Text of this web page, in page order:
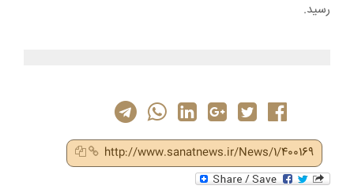
رسید.
http://www.sanatnews.ir/News/1/400169